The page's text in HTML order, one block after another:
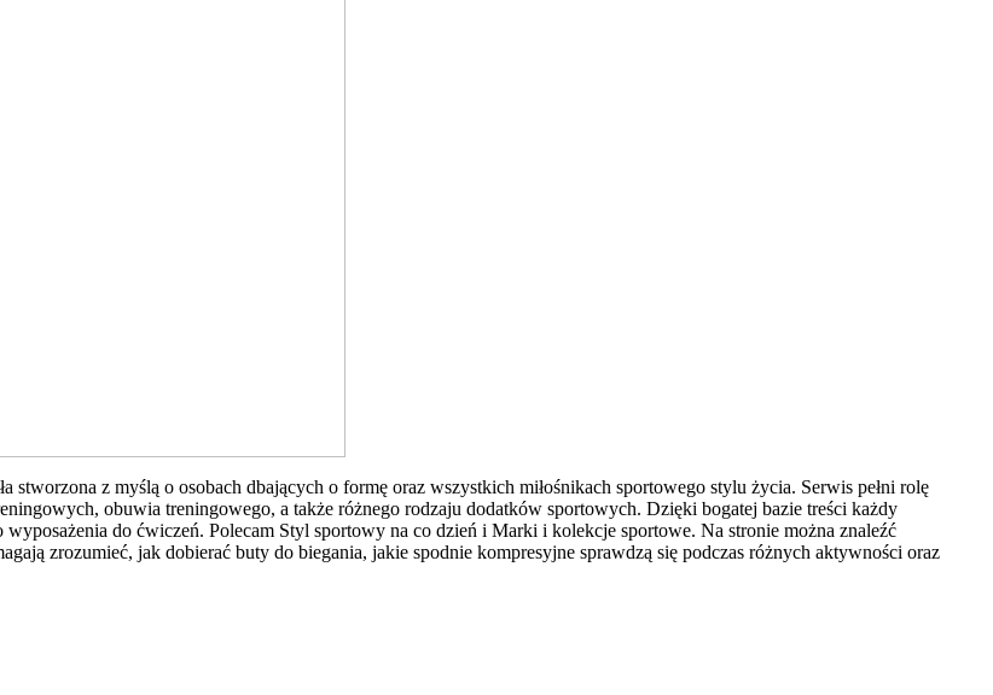
z myślą o osobach dbających o formę oraz wszystkich miłośnikach sportowego stylu życia. Serwis pełni rolę
obuwia treningowego, a także różnego rodzaju dodatków sportowych. Dzięki bogatej bazie treści każdy
do ćwiczeń. Polecam Styl sportowy na co dzień i Marki i kolekcje sportowe. Na stronie można znaleźć
zrozumieć, jak dobierać buty do biegania, jakie spodnie kompresyjne sprawdzą się podczas różnych aktywności oraz